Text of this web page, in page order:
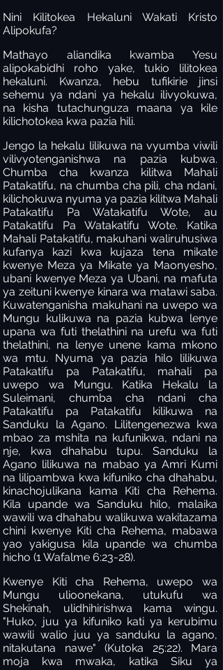
Nini Kilitokea Hekaluni Wakati Kristo
Alipokufa?
Mathayo aliandika kwamba Yesu
alipokabidhi roho yake, tukio lilitokea
hekaluni. Kwanza, hebu tufikirie jinsi
sehemu ya ndani ya hekalu ilivyokuwa,
na kisha tutachunguza maana ya kile
kilichotokea kwa pazia hili.
Jengo la hekalu lilikuwa na vyumba viwili
vilivyotenganishwa na pazia kubwa.
Chumba cha kwanza kilitwa Mahali
Patakatifu, na chumba cha pili, cha ndani,
kilichokuwa nyuma ya pazia kilitwa Mahali
Patakatifu Pa Watakatifu Wote, au
Patakatifu Pa Watakatifu Wote. Katika
Mahali Patakatifu, makuhani waliruhusiwa
kufanya kazi kwa kujaza tena mikate
kwenye Meza ya Mikate ya Maonyesho,
ubani kwenye Meza ya Ubani, na mafuta
ya zeituni kwenye kinara wa matawi saba.
Kuwatenganisha makuhani na uwepo wa
Mungu kulikuwa na pazia kubwa lenye
upana wa futi thelathini na urefu wa futi
thelathini, na lenye unene kama mkono
wa mtu. Nyuma ya pazia hilo lilikuwa
Patakatifu pa Patakatifu, mahali pa
uwepo wa Mungu. Katika Hekalu la
Suleimani, chumba cha ndani cha
Patakatifu pa Patakatifu kilikuwa na
Sanduku la Agano. Lilitengenezwa kwa
mbao za mshita na kufunikwa, ndani na
nje, kwa dhahabu tupu. Sanduku la
Agano lilikuwa na mabao ya Amri Kumi
na lilipambwa kwa kifuniko cha dhahabu,
kinachojulikana kama Kiti cha Rehema.
Kila upande wa Sanduku hilo, malaika
wawili wa dhahabu walikuwa wakitazama
chini kwenye Kiti cha Rehema, mabawa
yao yakigusa kila upande wa chumba
hicho (1 Wafalme 6:23-28).
Kwenye Kiti cha Rehema, uwepo wa
Mungu ulioonekana, utukufu wa
Shekinah, ulidhihirishwa kama wingu.
"Huko, juu ya kifuniko kati ya kerubimu
wawili walio juu ya sanduku la agano,
nitakutana nawe" (Kutoka 25:22). Mara
moja kwa mwaka, katika Siku ya